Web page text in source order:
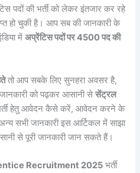
पदों की भर्ती को लेकर इंतजार कर रहे
हो चुकी है। आप सब की जानकारी के
मेंअप्रेंटिस पदों पर 4500 पद की
तो आप सबके लिए सुनहरा अवसर है,
को पढ़कर आसानी सेसेंट्रल
हेतु आवेदन कैसे करें, आवेदन करने के
सभी जानकारी इस आर्टिकल में साझा
से पूरी जानकारी जान सकते हैं।
Recruitment 2025 भर्ती